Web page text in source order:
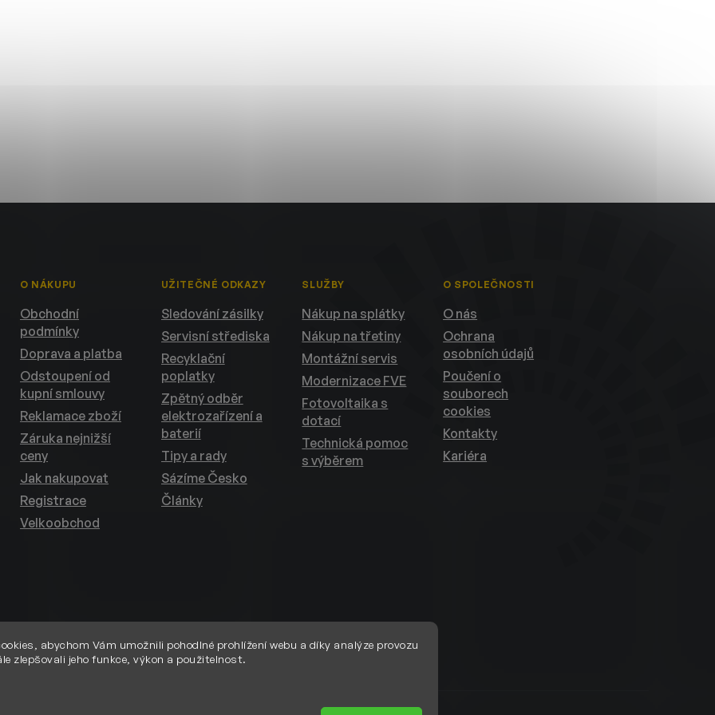
abychom Vám umožnili pohodlné prohlížení webu a díky analýze provozu
zlepšovali jeho funkce, výkon a použitelnost.
O NÁKUPU
Obchodní
podmínky
Doprava a platba
Odstoupení od
kupní smlouvy
Reklamace zboží
Záruka nejnižší
ceny
Jak nakupovat
Registrace
Velkoobchod
UŽITEČNÉ ODKAZY
Sledování zásilky
Servisní střediska
Recyklační
poplatky
Zpětný odběr
elektrozařízení a
baterií
Tipy a rady
Sázíme Česko
Články
SLUŽBY
Nákup na splátky
Nákup na třetiny
Montážní servis
Modernizace FVE
Fotovoltaika s
dotací
Technická pomoc
s výběrem
O SPOLEČNOSTI
O nás
Ochrana
osobních údajů
Poučení o
souborech
cookies
Kontakty
Kariéra